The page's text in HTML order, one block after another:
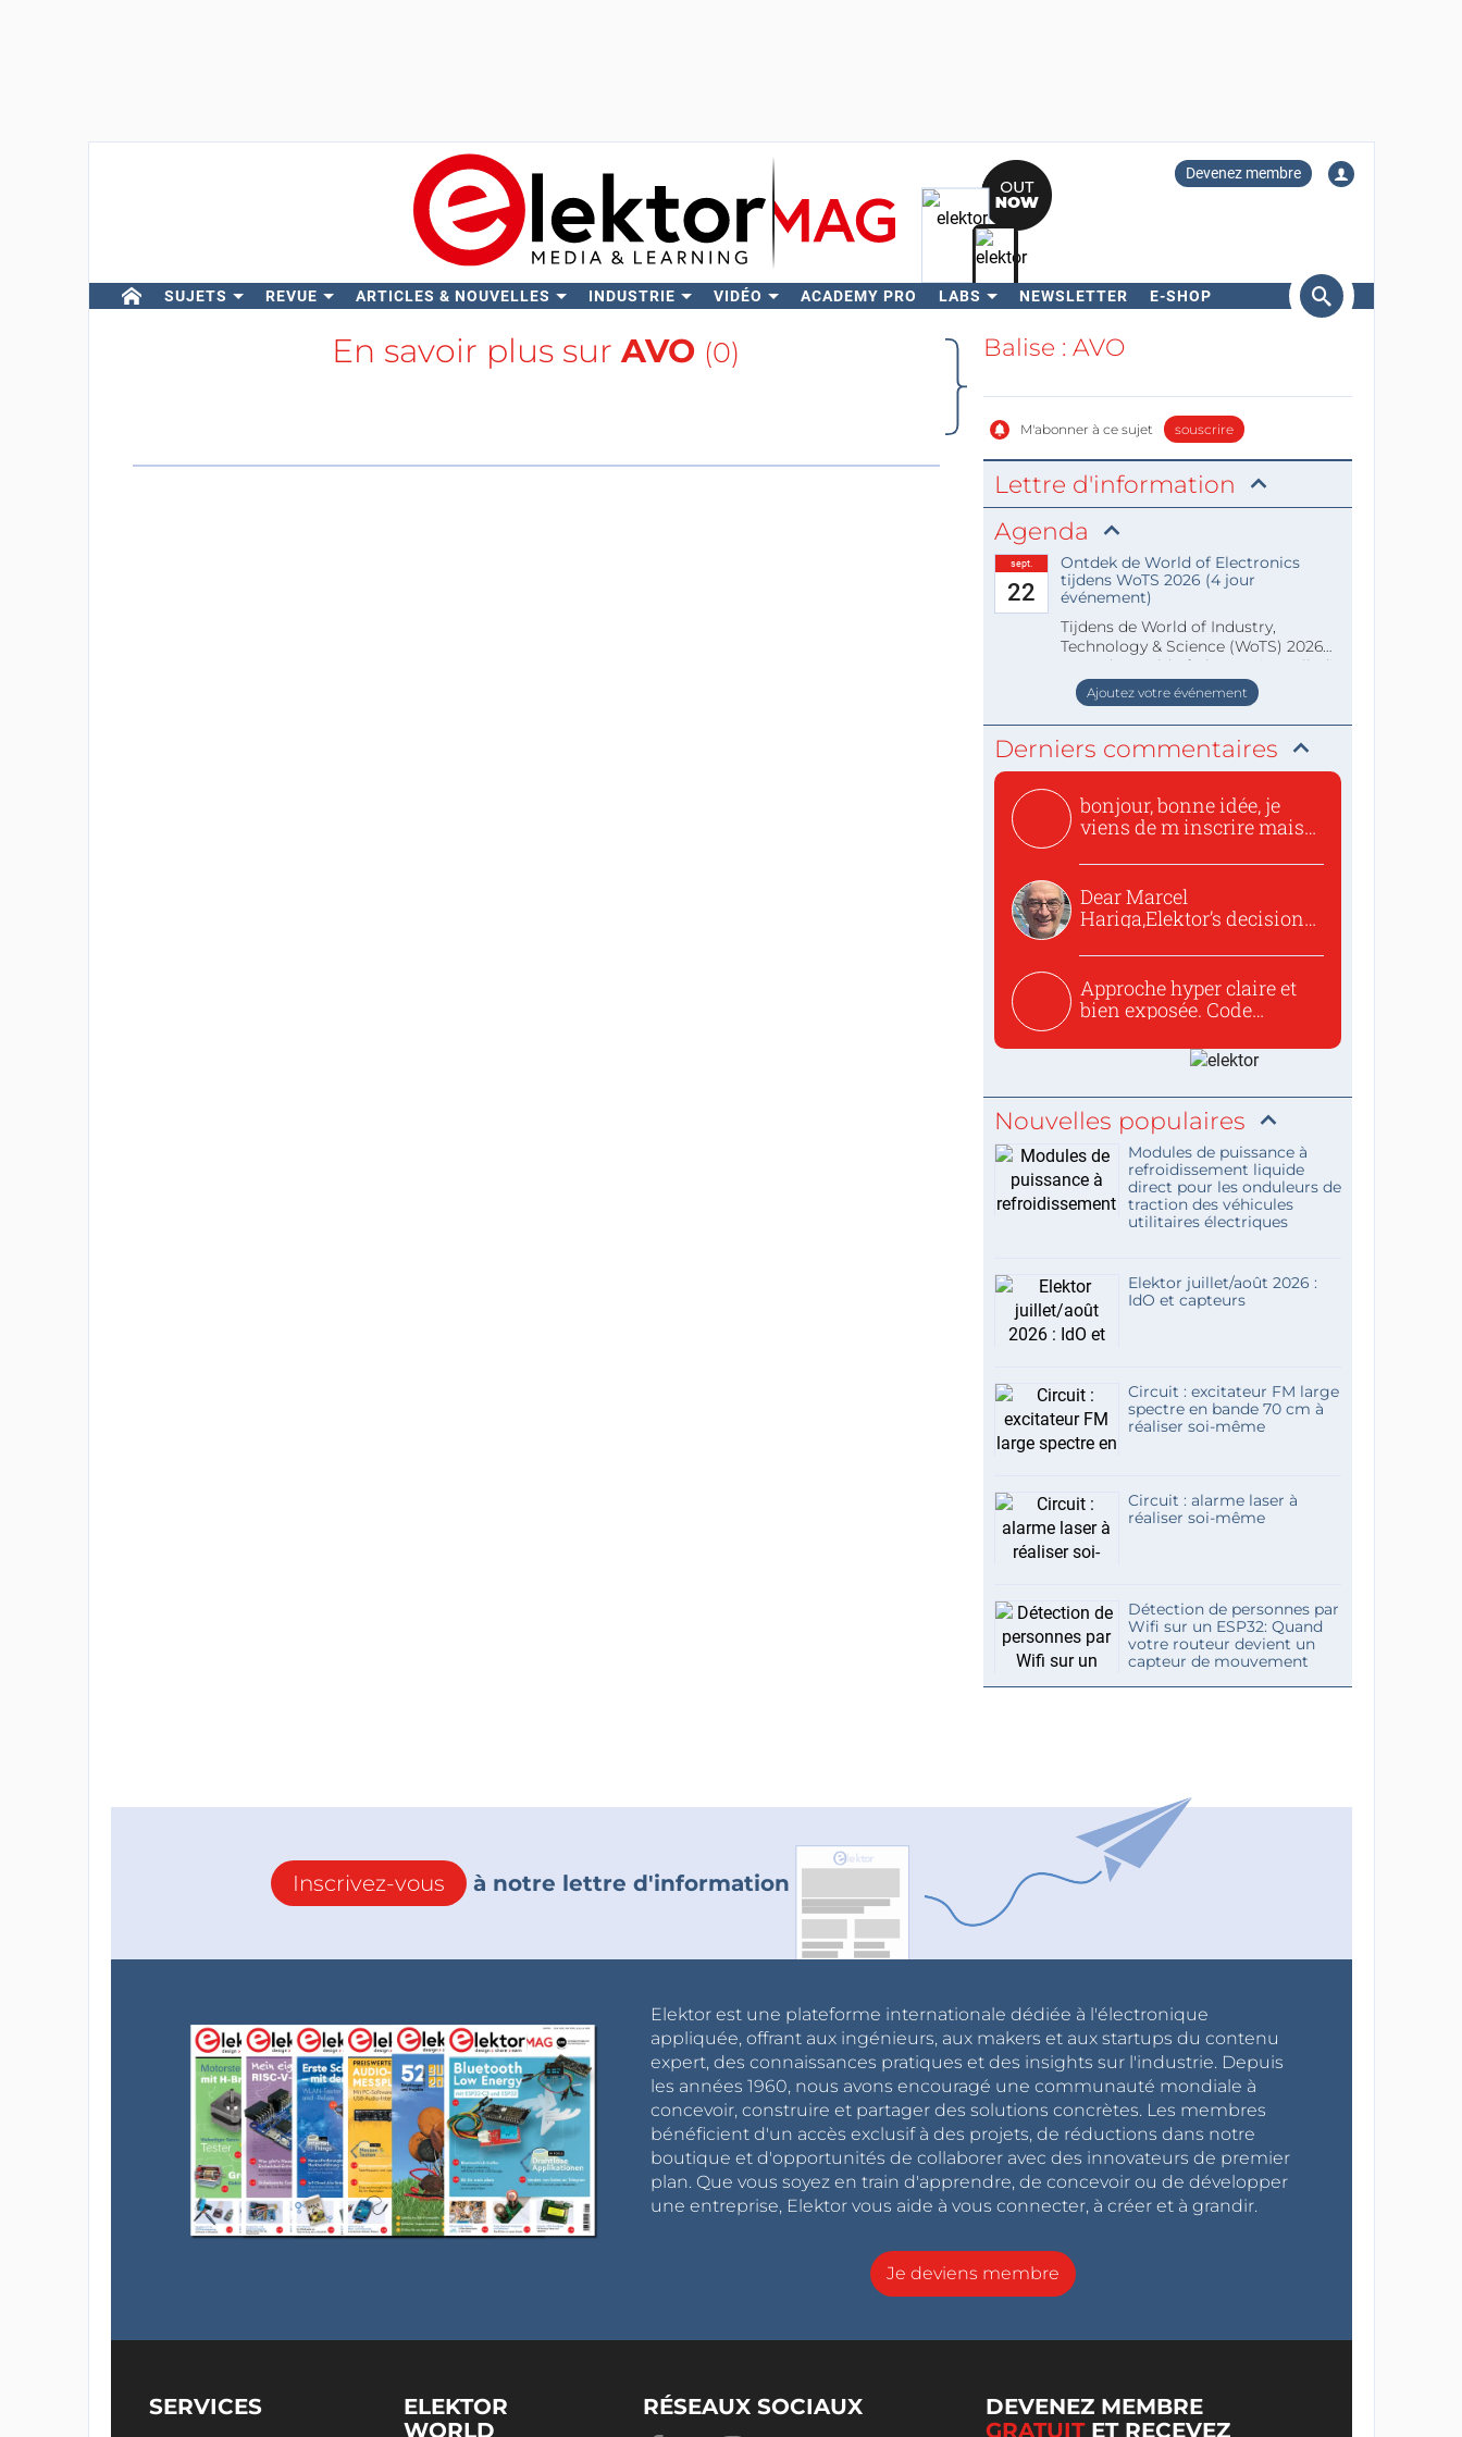
Devenez membre
SUJETS REVUE ARTICLES & NOUVELLES INDUSTRIE VIDÉO ACADEMY PRO LABS NEWSLETTER E-SHOP
Rechercher
En savoir plus sur AVO (0) Balise : AVO
M'abonner à ce sujet souscrire
Lettre d'information
Agenda
sept.
22
Ontdek de World of Electronics
tijdens WoTS 2026 (4 jour
événement)
Tijdens de World of Industry,
Technology & Science (WoTS) 2026
staat de World of Electronics volledi
Ajoutez votre événement
Derniers commentaires
bonjour, bonne idée, je
viens de m inscrire mais
Dear Marcel
Hariga,Elektor’s decision
Approche hyper claire et
bien exposée. Code
Nouvelles populaires
Modules de puissance à
refroidissement liquide
direct pour les onduleurs de
traction des véhicules
utilitaires électriques
Elektor juillet/août 2026 :
IdO et capteurs
Circuit : excitateur FM large
spectre en bande 70 cm à
réaliser soi-même
Circuit : alarme laser à
réaliser soi-même
Détection de personnes par
Wifi sur un ESP32: Quand
votre routeur devient un
capteur de mouvement
Inscrivez-vous à notre lettre d'information
Elektor est une plateforme internationale dédiée à l'électronique
appliquée, offrant aux ingénieurs, aux makers et aux startups du contenu
expert, des connaissances pratiques et des insights sur l'industrie. Depuis
les années 1960, nous avons encouragé une communauté mondiale à
concevoir, construire et partager des solutions concrètes. Les membres
bénéficient d'un accès exclusif à des projets, de réductions dans notre
boutique et d'opportunités de collaborer avec des innovateurs de premier
plan. Que vous soyez en train d'apprendre, de concevoir ou de développer
une entreprise, Elektor vous aide à vous connecter, à créer et à grandir.
Je deviens membre
SERVICES
ELEKTOR
WORLD
RÉSEAUX SOCIAUX
DEVENEZ MEMBRE
GRATUITET RECEVEZ